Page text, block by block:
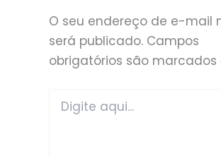
O seu endereço de e-mail
será publicado. Campos
obrigatórios são marcados
aqui...